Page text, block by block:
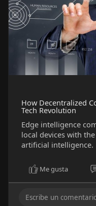
How Decentralized
Tech Revolution
Edge intelligence
local devices with
artificial intelligence.
Me gusta